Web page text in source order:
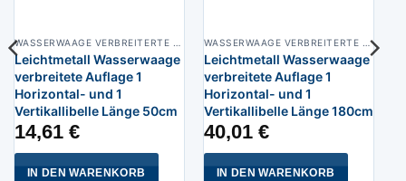
Leichtmetall Wasserwaage
verbreitete Auflage 1
Horizontal- und 1
Vertikallibelle Länge 50cm
14,61 €
IN DEN WARENKORB
Leichtmetall Wasserwaage
verbreitete Auflage 1
Horizontal- und 1
Vertikallibelle Länge 180cm
40,01 €
IN DEN WARENKORB